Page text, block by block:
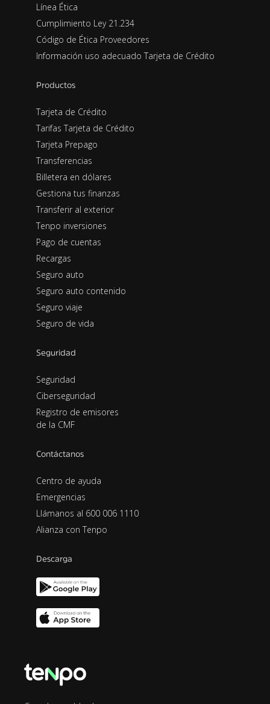
Línea Ética
Cumplimiento Ley 21.234
Código de Ética Proveedores
Información uso adecuado Tarjeta de Crédito
Productos
Tarjeta de Crédito
Tarifas Tarjeta de Crédito
Tarjeta Prepago
Transferencias
Billetera en dólares
Gestiona tus finanzas
Transferir al exterior
Tenpo inversiones
Pago de cuentas
Recargas
Seguro auto
Seguro auto contenido
Seguro viaje
Seguro de vida
Seguridad
Seguridad
Ciberseguridad
Registro de emisores
de la CMF
Contáctanos
Centro de ayuda
Emergencias
Llámanos al 600 006 1110
Alianza con Tenpo
Descarga